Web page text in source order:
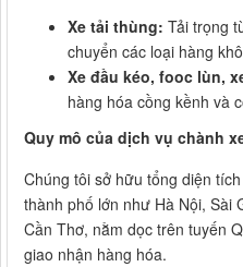
Xe tải thùng: Tải trọng
chuyển các loại hàng
Xe đầu kéo, fooc lùn,
hàng hóa cồng kềnh và
Quy mô của dịch vụ chành
Chúng tôi sở hữu tổng diện
thành phố lớn như Hà Nội, Sài
Cần Thơ, nằm dọc trên tuyến
giao nhận hàng hóa.